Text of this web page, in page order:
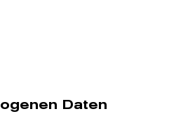
Daten